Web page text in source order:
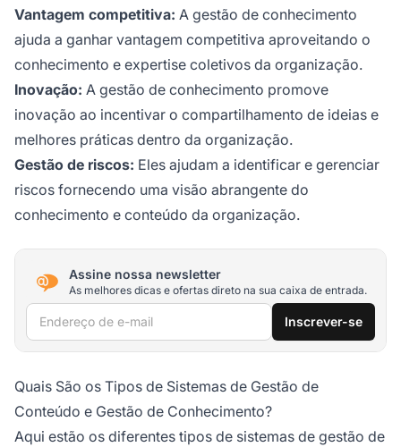
Vantagem competitiva: A gestão de conhecimento
ajuda a ganhar vantagem competitiva aproveitando o
conhecimento e expertise coletivos da organização.
Inovação: A gestão de conhecimento promove
inovação ao incentivar o compartilhamento de ideias e
melhores práticas dentro da organização.
Gestão de riscos: Eles ajudam a identificar e gerenciar
riscos fornecendo uma visão abrangente do
conhecimento e conteúdo da organização.
Assine nossa newsletter
As melhores dicas e ofertas direto na sua caixa de entrada.
Endereço de e-mail Inscrever-se
Quais São os Tipos de Sistemas de Gestão de
Conteúdo e Gestão de Conhecimento?
Aqui estão os diferentes tipos de sistemas de gestão de